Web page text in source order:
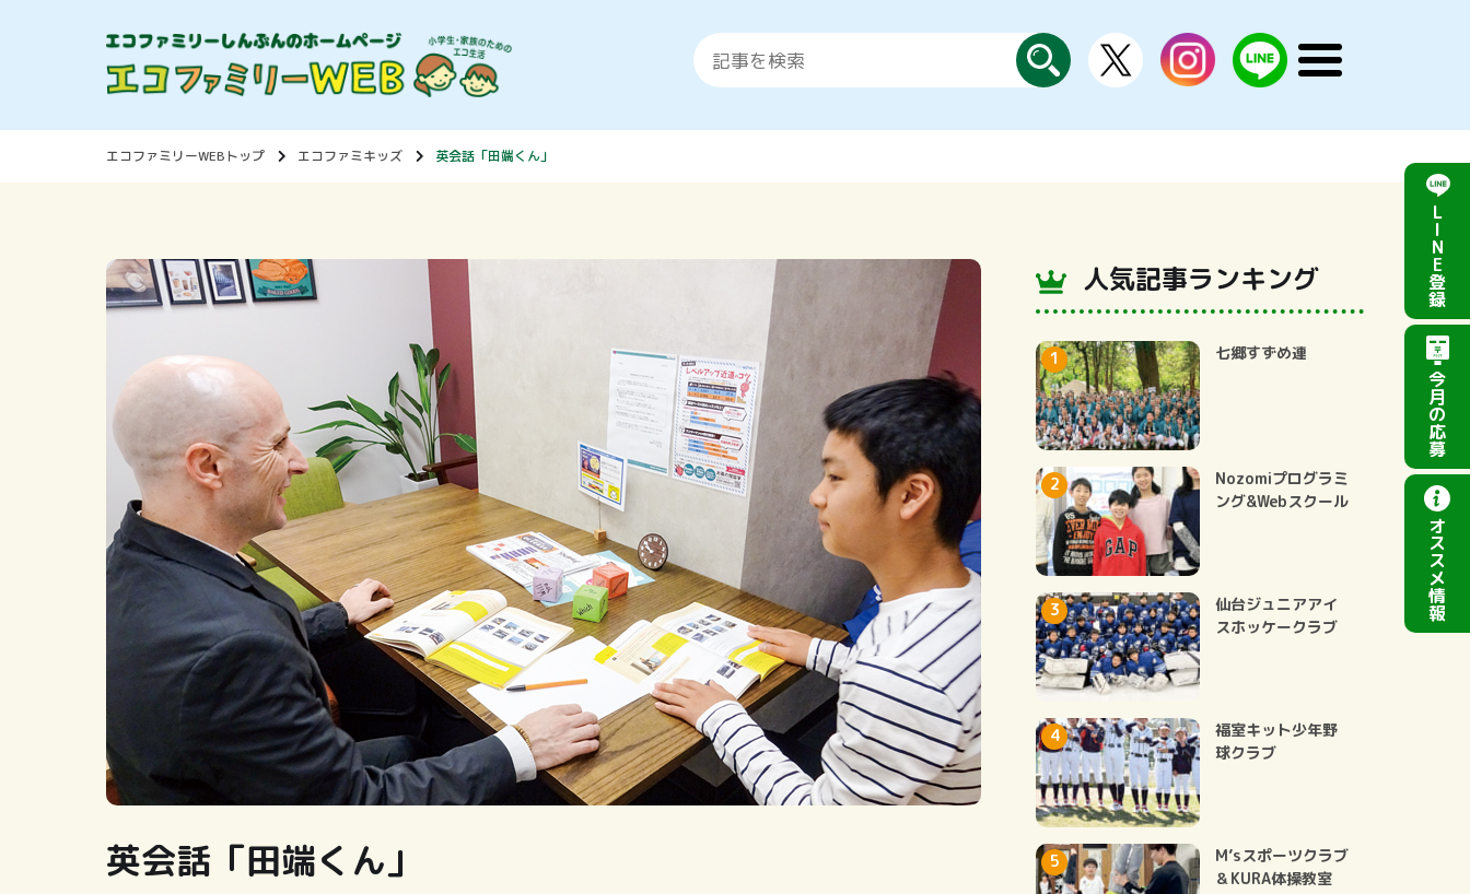
探
す
instagram LINE
公
メ
エコファミリーWEBトップ エコファミキッズ 英会話「田端くん」
英会話「田端くん」
人気記事ランキング
七郷すずめ連
Nozomiプログラミ
ング&Webスクール
仙台ジュニアアイ
スホッケークラブ
福室キット少年野
球クラブ
M’sスポーツクラブ
＆KURA体操教室
L
I
N
E
登
録
今
月
の
応
募
オ
ス
ス
メ
情
報